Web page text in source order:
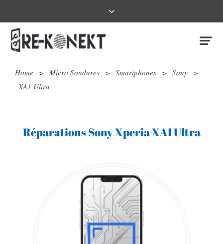
Home > Micro Soudures > Smartphones > Sony >
XA1 Ultra
Réparations Sony Xperia XA1 Ultra